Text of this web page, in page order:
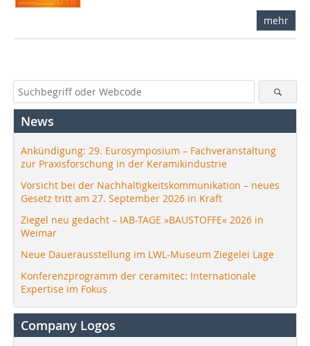
mehr
News
Ankündigung: 29. Eurosymposium – Fachveranstaltung
zur Praxisforschung in der Keramikindustrie
Vorsicht bei der Nachhaltigkeitskommunikation – neues
Gesetz tritt am 27. September 2026 in Kraft
Ziegel neu gedacht – IAB-TAGE »BAUSTOFFE« 2026 in
Weimar
Neue Dauerausstellung im LWL-Museum Ziegelei Lage
Konferenzprogramm der ceramitec: Internationale
Expertise im Fokus
Company Logos